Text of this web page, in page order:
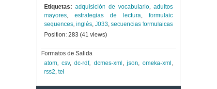
Etiquetas: adquisición de vocabulario, adultos
mayores, estrategias de lectura, formulaic
sequences, inglés, J033, secuencias formulaicas
Position: 283 (41 views)
Formatos de Salida
atom,csv,dc-rdf, dcmes-xml , json,omeka-xml ,
rss2, tei